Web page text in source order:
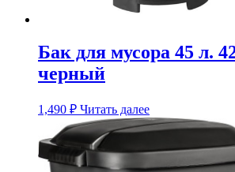
Бак для мусора 45 л.
черный
1,490 ₽ Читать далее